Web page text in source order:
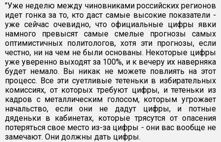
"Уже неделю между чиновниками российских регионов
идет гонка за то, кто даст самые высокие показатели -
уже сейчас очевидно, что официальные цифры явки
намного превысят самые смелые прогнозы самых
оптимистичных политологов, хотя эти прогнозы, если
честно, ни на чем не были основаны. Некоторые цифры
уже уверенно выходят за 100%, и к вечеру их наверняка
будет немало. Вы никак не можете повлиять на этот
процесс. Все эти суетливые тетеньки в избирательных
комиссиях, от которых требуют цифры, и тетеньки из
кадров с металлическим голосом, которым угрожает
начальство, если они не дадут цифры, и потные
дяденьки в кабинетах, которые трясутся от опасения
потеряться свое место из-за цифры - они вас вообще не
замечают. Они должны дать цифры.